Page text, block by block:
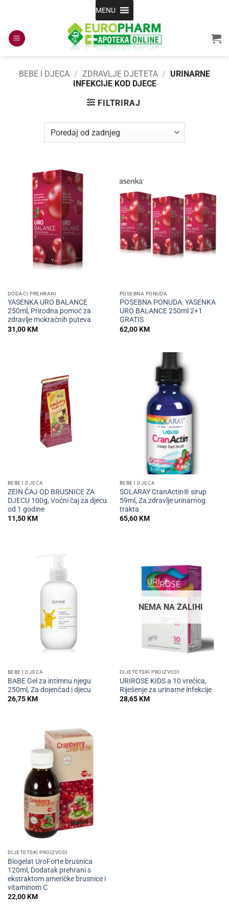
content
MENU
BEBE I DJECA / ZDRAVLJE DJETETA / URINARNE
INFEKCIJE KOD DJECE
FILTRIRAJ
DODACI PREHRANI
YASENKA URO BALANCE
250ml, Prirodna pomoć za
zdravlje mokraćnih puteva
31,00KM
POSEBNA PONUDA
POSEBNA PONUDA: YASENKA
URO BALANCE 250ml 2+1
GRATIS
62,00KM
BEBE I DJECA
ZEIN ČAJ OD BRUSNICE ZA
DJECU 100g, Voćni čaj za djecu
od 1 godine
11,50KM
BEBE I DJECA
SOLARAY CranActin® sirup
59ml, Za zdravlje urinarnog
trakta
65,60KM
BEBE I DJECA
BABE Gel za intimnu njegu
250ml, Za dojenčad i djecu
26,75KM
NEMA NA ZALIHI
DIJETETSKI PROIZVODI
URIROSE KIDS a 10 vrećica,
Riješenje za urinarne infekcije
28,65KM
DIJETETSKI PROIZVODI
Biogelat UroForte brusnica
120ml, Dodatak prehrani s
ekstraktom američke brusnice i
vitaminom C
22,00KM